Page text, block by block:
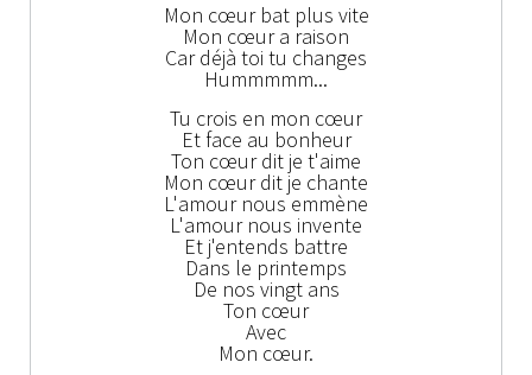
Mon cœur bat plus vite
Mon cœur a raison
Car déjà toi tu changes
Hummmmm...
Tu crois en mon cœur
Et face au bonheur
Ton cœur dit je t'aime
Mon cœur dit je chante
L'amour nous emmène
L'amour nous invente
Et j'entends battre
Dans le printemps
De nos vingt ans
Ton cœur
Avec
Mon cœur.